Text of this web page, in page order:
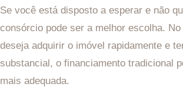
Se você está disposto a esperar e não
consórcio pode ser a melhor escolha.
deseja adquirir o imóvel rapidamente e
substancial, o financiamento tradicional
mais adequada.